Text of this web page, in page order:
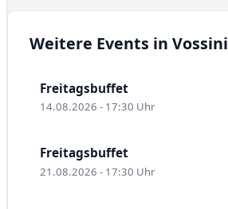
Weitere Events in Vossini
Freitagsbuffet
14.08.2026 - 17:30 Uhr
Freitagsbuffet
21.08.2026 - 17:30 Uhr